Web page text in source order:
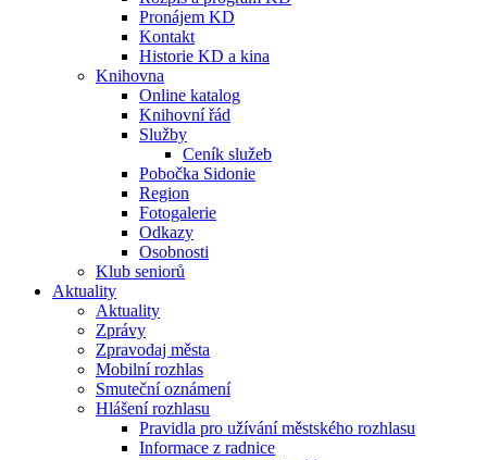
Pronájem KD
Kontakt
Historie KD a kina
Knihovna
Online katalog
Knihovní řád
Služby
Ceník služeb
Pobočka Sidonie
Region
Fotogalerie
Odkazy
Osobnosti
Klub seniorů
Aktuality
Aktuality
Zprávy
Zpravodaj města
Mobilní rozhlas
Smuteční oznámení
Hlášení rozhlasu
Pravidla pro užívání městského rozhlasu
Informace z radnice